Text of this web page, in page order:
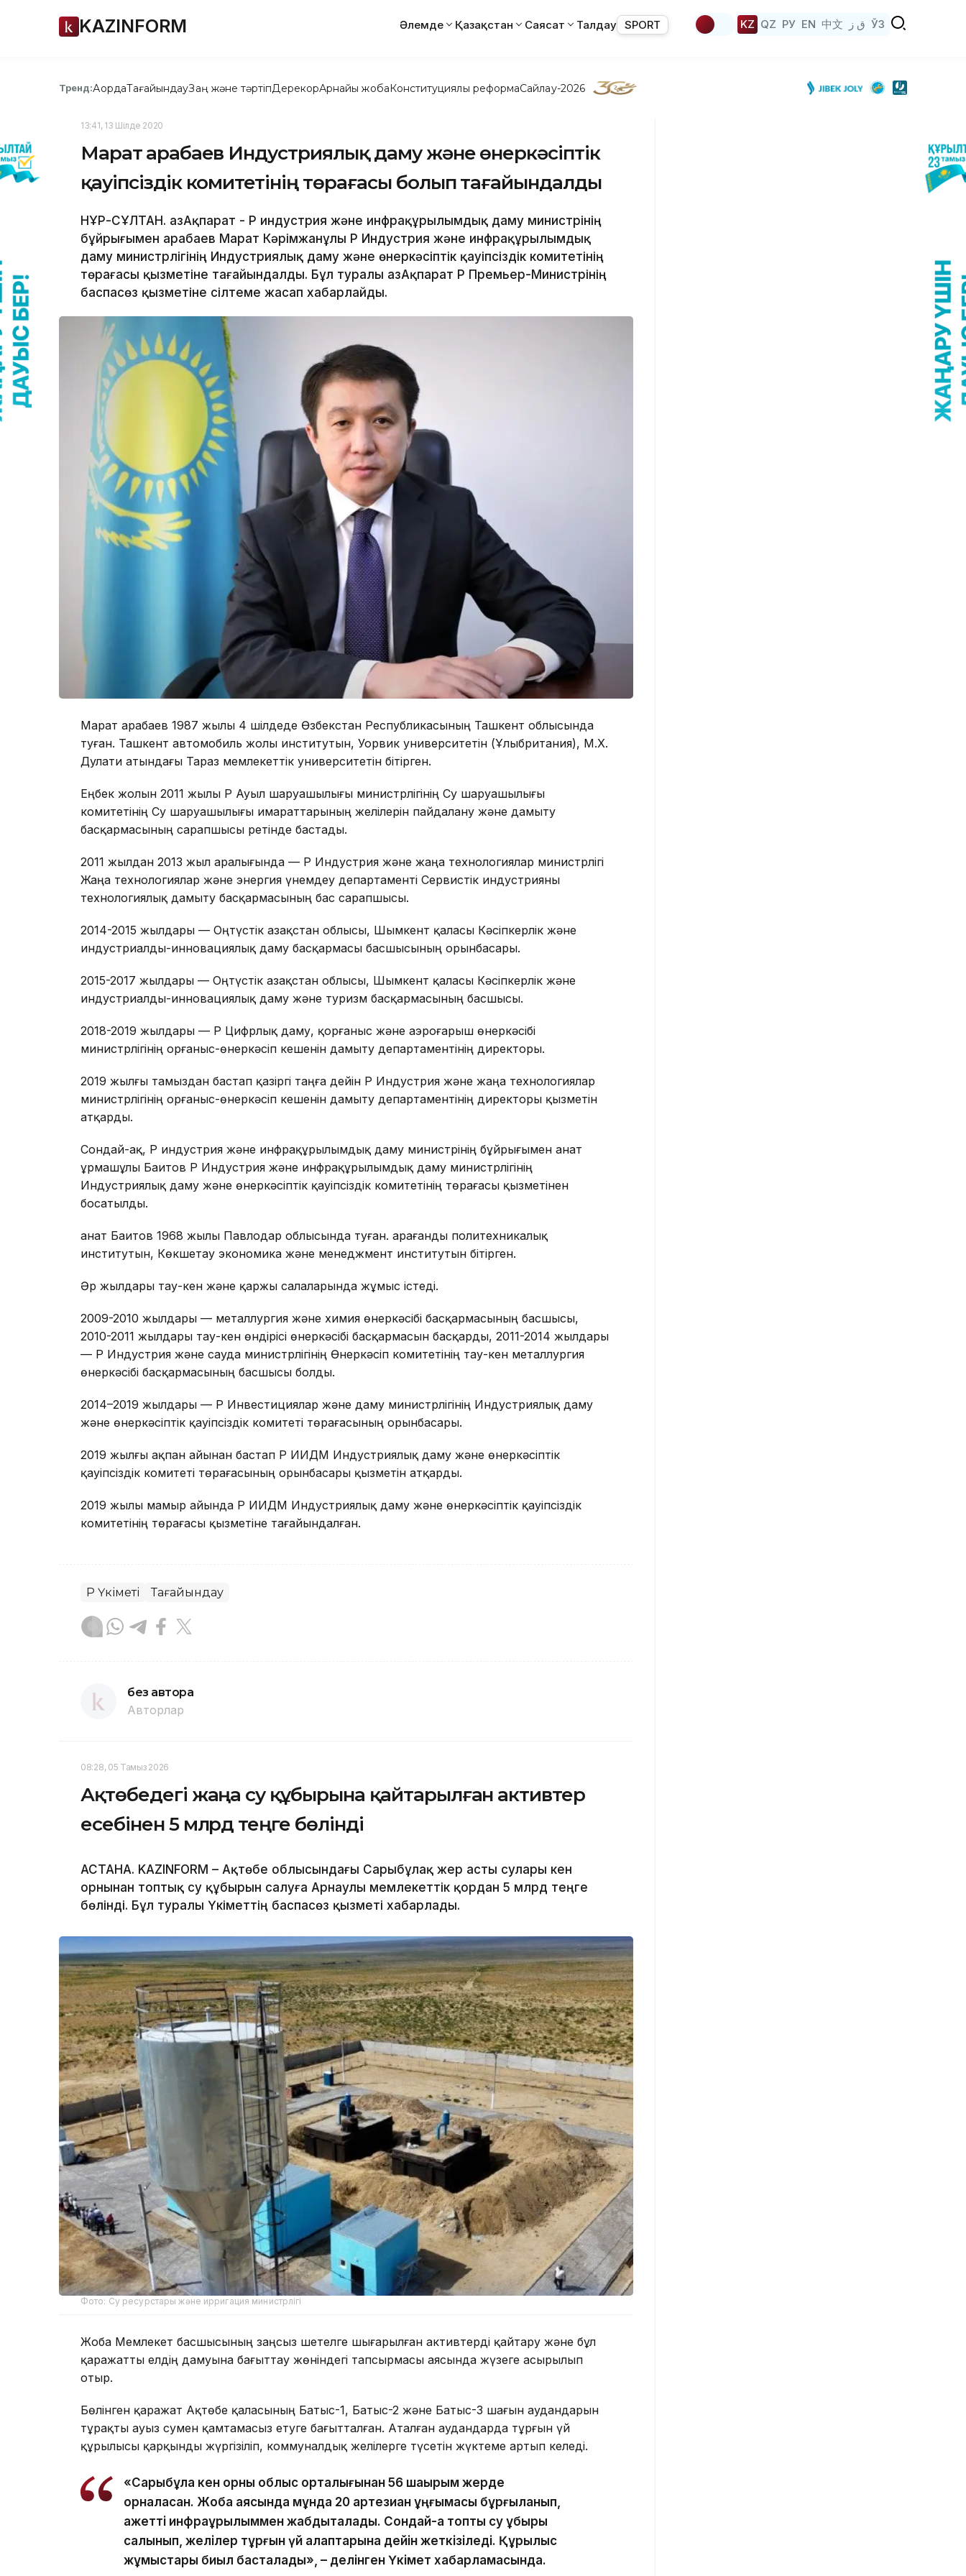
KAZINFORM Әлемде Қазақстан Саясат Талдау SPORT KZ QZ РУ EN 中文 ق ز ЎЗ
Тренд:АқордаТағайындауЗаң және тәртіпДерекқорАрнайы жобаКонституциялық реформаСайлау-2026
13:41, 13 Шілде 2020
Марат Қарабаев Индустриялық даму және өнеркәсіптік
қауіпсіздік комитетінің төрағасы болып тағайындалды
НҰР-СҰЛТАН. ҚазАқпарат - ҚР индустрия және инфрақұрылымдық даму министрінің
бұйрығымен Қарабаев Марат Кәрімжанұлы ҚР Индустрия және инфрақұрылымдық
даму министрлігінің Индустриялық даму және өнеркәсіптік қауіпсіздік комитетінің
төрағасы қызметіне тағайындалды. Бұл туралы ҚазАқпарат ҚР Премьер-Министрінің
баспасөз қызметіне сілтеме жасап хабарлайды.
Марат Қарабаев 1987 жылы 4 шілдеде Өзбекстан Республикасының Ташкент облысында
туған. Ташкент автомобиль жолы институтын, Уорвик университетін (Ұлыбритания), М.Х.
Дулати атындағы Тараз мемлекеттік университетін бітірген.
Еңбек жолын 2011 жылы ҚР Ауыл шаруашылығы министрлігінің Су шаруашылығы
комитетінің Су шаруашылығы имараттарының желілерін пайдалану және дамыту
басқармасының сарапшысы ретінде бастады.
2011 жылдан 2013 жыл аралығында — ҚР Индустрия және жаңа технологиялар министрлігі
Жаңа технологиялар және энергия үнемдеу департаменті Сервистік индустрияны
технологиялық дамыту басқармасының бас сарапшысы.
2014-2015 жылдары — Оңтүстік Қазақстан облысы, Шымкент қаласы Кәсіпкерлік және
индустриалды-инновациялық даму басқармасы басшысының орынбасары.
2015-2017 жылдары — Оңтүстік Қазақстан облысы, Шымкент қаласы Кәсіпкерлік және
индустриалды-инновациялық даму және туризм басқармасының басшысы.
2018-2019 жылдары — ҚР Цифрлық даму, қорғаныс және аэроғарыш өнеркәсібі
министрлігінің Қорғаныс-өнеркәсіп кешенін дамыту департаментінің директоры.
2019 жылғы тамыздан бастап қазіргі таңға дейін ҚР Индустрия және жаңа технологиялар
министрлігінің Қорғаныс-өнеркәсіп кешенін дамыту департаментінің директоры қызметін
атқарды.
Сондай-ақ, ҚР индустрия және инфрақұрылымдық даму министрінің бұйрығымен Қанат
Құрмашұлы Баитов ҚР Индустрия және инфрақұрылымдық даму министрлігінің
Индустриялық даму және өнеркәсіптік қауіпсіздік комитетінің төрағасы қызметінен
босатылды.
Қанат Баитов 1968 жылы Павлодар облысында туған. Қарағанды политехникалық
институтын, Көкшетау экономика және менеджмент институтын бітірген.
Әр жылдары тау-кен және қаржы салаларында жұмыс істеді.
2009-2010 жылдары — металлургия және химия өнеркәсібі басқармасының басшысы,
2010-2011 жылдары тау-кен өндірісі өнеркәсібі басқармасын басқарды, 2011-2014 жылдары
— ҚР Индустрия және сауда министрлігінің Өнеркәсіп комитетінің тау-кен металлургия
өнеркәсібі басқармасының басшысы болды.
2014–2019 жылдары — ҚР Инвестициялар және даму министрлігінің Индустриялық даму
және өнеркәсіптік қауіпсіздік комитеті төрағасының орынбасары.
2019 жылғы ақпан айынан бастап ҚР ИИДМ Индустриялық даму және өнеркәсіптік
қауіпсіздік комитеті төрағасының орынбасары қызметін атқарды.
2019 жылы мамыр айында ҚР ИИДМ Индустриялық даму және өнеркәсіптік қауіпсіздік
комитетінің төрағасы қызметіне тағайындалған.
ҚР Үкіметі Тағайындау
без автора
Авторлар
08:28, 05 Тамыз 2026
Ақтөбедегі жаңа су құбырына қайтарылған активтер
есебінен 5 млрд теңге бөлінді
АСТАНА. KAZINFORM – Ақтөбе облысындағы Сарыбұлақ жер асты сулары кен
орнынан топтық су құбырын салуға Арнаулы мемлекеттік қордан 5 млрд теңге
бөлінді. Бұл туралы Үкіметтің баспасөз қызметі хабарлады.
Фото: Су ресурстары және ирригация министрлігі
Жоба Мемлекет басшысының заңсыз шетелге шығарылған активтерді қайтару және бұл
қаражатты елдің дамуына бағыттау жөніндегі тапсырмасы аясында жүзеге асырылып
отыр.
Бөлінген қаражат Ақтөбе қаласының Батыс-1, Батыс-2 және Батыс-3 шағын аудандарын
тұрақты ауыз сумен қамтамасыз етуге бағытталған. Аталған аудандарда тұрғын үй
құрылысы қарқынды жүргізіліп, коммуналдық желілерге түсетін жүктеме артып келеді.
«Сарыбұлақ кен орны облыс орталығынан 56 шақырым жерде
орналасқан. Жоба аясында мұнда 20 артезиан ұңғымасы бұрғыланып,
қажетті инфрақұрылыммен жабдықталады. Сондай-ақ топтық су құбыры
салынып, желілер тұрғын үй алаптарына дейін жеткізіледі. Құрылыс
жұмыстары биыл басталады», – делінген Үкімет хабарламасында.